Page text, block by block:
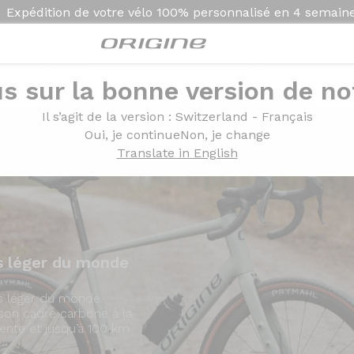
Expédition de votre vélo 100% personnalisé en 4
sur la bonne version de
Il s’agit de la version : Switzerland - Français
Oui, je continueNon, je change
Translate in English
Présentation Modèles
du monde
du monde.
cadre carbone à la
et jusqu’à 100 km